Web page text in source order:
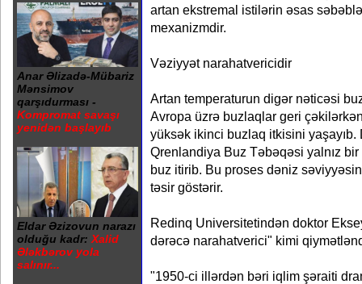
Anar Əlizadə-Mübariz
Mənsimov
qarşıdurması -
Kompromat savaşı
yenidən başlayıb
Eldar Əzizovun narazı
olduğu kadr: Xalid
Ələkbərov yola
salınır...
artan ekstremal istilərin əsas
mexanizmdir.
Vəziyyət narahatvericidir
Artan temperaturun digər nəticəsi
Avropa üzrə buzlaqlar geri
yüksək ikinci buzlaq itkisini
Qrenlandiya Buz Təbəqəsi yalnız
buz itirib. Bu proses dəniz
təsir göstərir.
Redinq Universitetindən doktor
dərəcə narahatverici" kimi
"1950-ci illərdən bəri iqlim şəraiti